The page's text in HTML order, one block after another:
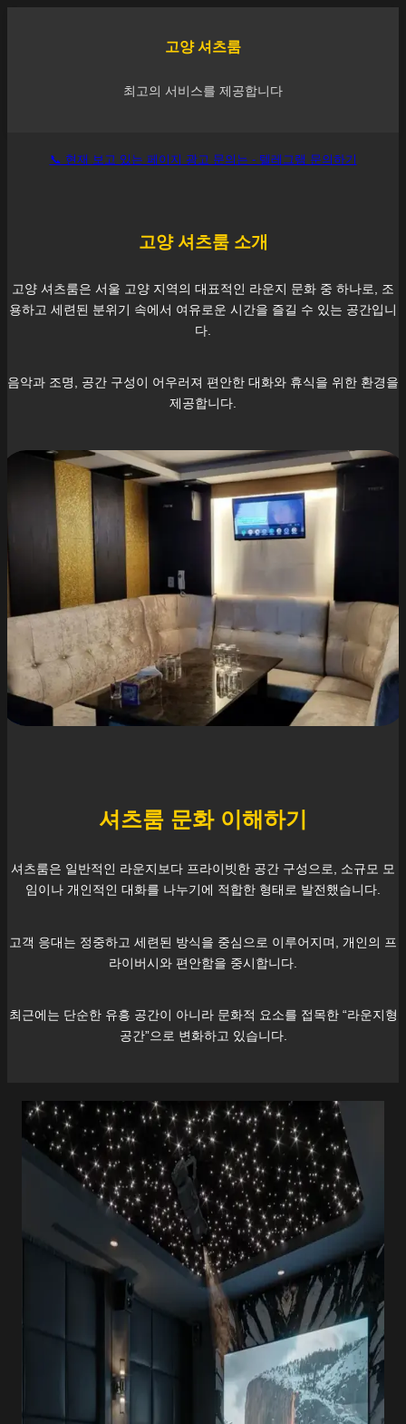
고양 셔츠룸
최고의 서비스를 제공합니다
📞 현재 보고 있는 페이지 광고 문의는 - 텔레그램 문의하기
고양셔츠룸 소개
고양 셔츠룸은 서울 고양 지역의 대표적인 라운지 문화 중 하나로, 조
용하고 세련된 분위기 속에서 여유로운 시간을 즐길 수 있는 공간입니
다.
음악과 조명, 공간 구성이 어우러져 편안한 대화와 휴식을 위한 환경을
제공합니다.
셔츠룸 문화 이해하기
셔츠룸은 일반적인 라운지보다 프라이빗한 공간 구성으로, 소규모 모
임이나 개인적인 대화를 나누기에 적합한 형태로 발전했습니다.
고객 응대는 정중하고 세련된 방식을 중심으로 이루어지며, 개인의 프
라이버시와 편안함을 중시합니다.
최근에는 단순한 유흥 공간이 아니라 문화적 요소를 접목한 “라운지형
공간”으로 변화하고 있습니다.